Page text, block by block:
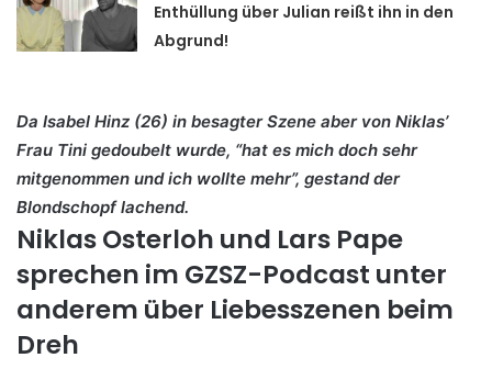
Enthüllung über Julian reißt ihn in den
Abgrund!
Da Isabel Hinz (26) in besagter Szene aber von Niklas’
Frau Tini gedoubelt wurde, “hat es mich doch sehr
mitgenommen und ich wollte mehr”, gestand der
Blondschopf lachend.
Niklas Osterloh und Lars Pape
sprechen im GZSZ-Podcast unter
anderem über Liebesszenen beim
Dreh